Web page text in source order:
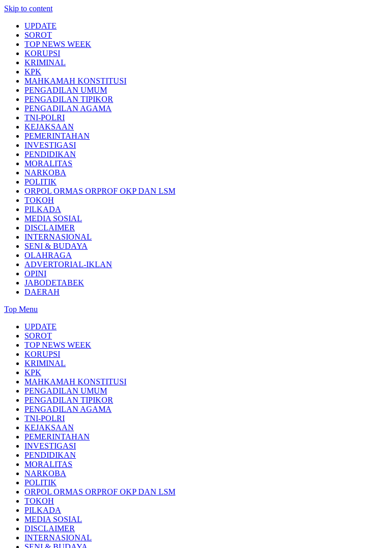
Skip to content
UPDATE
SOROT
TOP NEWS WEEK
KORUPSI
KRIMINAL
KPK
MAHKAMAH KONSTITUSI
PENGADILAN UMUM
PENGADILAN TIPIKOR
PENGADILAN AGAMA
TNI-POLRI
KEJAKSAAN
PEMERINTAHAN
INVESTIGASI
PENDIDIKAN
MORALITAS
NARKOBA
POLITIK
ORPOL ORMAS ORPROF OKP DAN LSM
TOKOH
PILKADA
MEDIA SOSIAL
DISCLAIMER
INTERNASIONAL
SENI & BUDAYA
OLAHRAGA
ADVERTORIAL-IKLAN
OPINI
JABODETABEK
DAERAH
Top Menu
UPDATE
SOROT
TOP NEWS WEEK
KORUPSI
KRIMINAL
KPK
MAHKAMAH KONSTITUSI
PENGADILAN UMUM
PENGADILAN TIPIKOR
PENGADILAN AGAMA
TNI-POLRI
KEJAKSAAN
PEMERINTAHAN
INVESTIGASI
PENDIDIKAN
MORALITAS
NARKOBA
POLITIK
ORPOL ORMAS ORPROF OKP DAN LSM
TOKOH
PILKADA
MEDIA SOSIAL
DISCLAIMER
INTERNASIONAL